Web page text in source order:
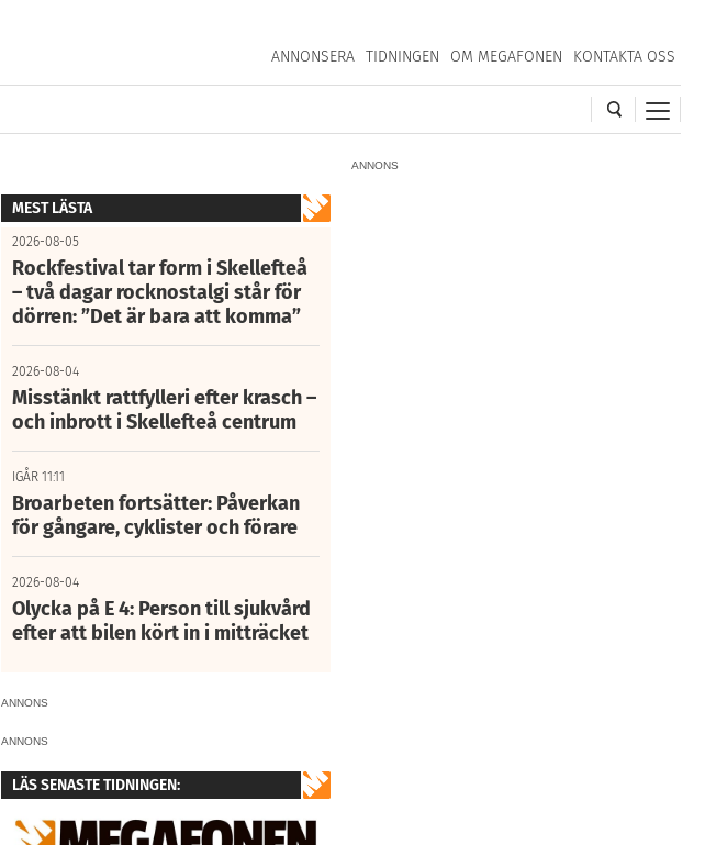
ANNONSERA TIDNINGEN OM MEGAFONEN KONTAKTA OSS
ANNONS
MEST LÄSTA
2026-08-05
Rockfestival tar form i Skellefteå
– två dagar rocknostalgi står för
dörren: ”Det är bara att komma”
2026-08-04
Misstänkt rattfylleri efter krasch –
och inbrott i Skellefteå centrum
IGÅR 11:11
Broarbeten fortsätter: Påverkan
för gångare, cyklister och förare
2026-08-04
Olycka på E 4: Person till sjukvård
efter att bilen kört in i mitträcket
ANNONS
ANNONS
LÄS SENASTE TIDNINGEN: